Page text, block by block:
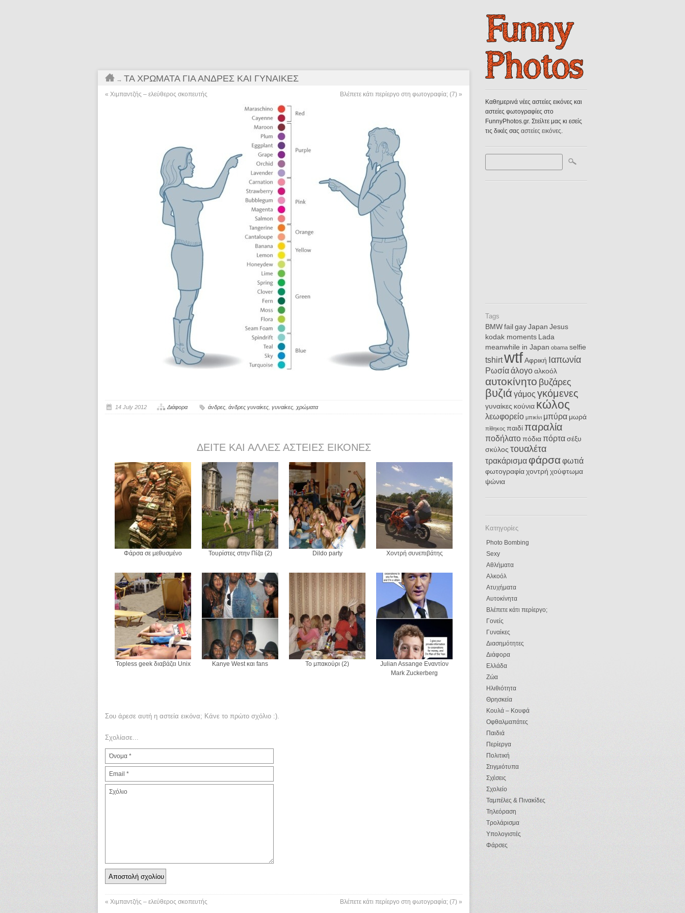
Καθημερινά νέες αστείες εικόνες και
αστείες φωτογραφίες στο
FunnyPhotos.gr. Στείλτε μας κι εσείς
τις δικές σας αστείες εικόνες.
Tags
BMW fail gay Japan Jesus
kodak moments Lada
meanwhile in Japan obama selfie
tshirtwtf Αφρική Ιαπωνία
Ρωσίαάλογο αλκοόλ
αυτοκίνητο βυζάρες
βυζιά γάμος γκόμενες
γυναίκες κούνια κώλος
λεωφορείο μπικίνι μπύρα μωρά
πίθηκος παιδί παραλία
ποδήλατο πόδια πόρτα σέξυ
σκύλος τουαλέτα
τρακάρισμα φάρσαφωτιά
φωτογραφία χοντρή χούφτωμα
ψώνια
Κατηγορίες
Photo Bombing
Sexy
Αθλήματα
Αλκοόλ
Ατυχήματα
Αυτοκίνητα
Βλέπετε κάτι περίεργο;
Γονείς
Γυναίκες
Διασημότητες
Διάφορα
Ελλάδα
Ζώα
Ηλιθιότητα
Θρησκεία
Κουλά – Κουφά
Οφθαλμαπάτες
Παιδιά
Περίεργα
Πολιτική
Στιγμιότυπα
Σχέσεις
Σχολείο
Ταμπέλες & Πινακίδες
Τηλεόραση
Τρολάρισμα
Υπολογιστές
Φάρσες
→ ΤΑ ΧΡΏΜΑΤΑ ΓΙΑ ΆΝΔΡΕΣ ΚΑΙ ΓΥΝΑΊΚΕΣ
« Χιμπαντζής – ελεύθερος σκοπευτής Βλέπετε κάτι περίεργο στη φωτογραφία; (7) »
14 July 2012 Διάφορα άνδρες άνδρες γυναίκες γυναίκες χρώματα
ΔΕΊΤΕ ΚΑΙ ΆΛΛΕΣ ΑΣΤΕΊΕΣ ΕΙΚΌΝΕΣ
Φάρσα σε μεθυσμένο Τουρίστες στην Πίζα (2) Dildo party Xοντρή συνεπιβάτης
Topless geek διαβάζει Unix Kanye West και fans Το μπακούρι (2)
Julian Assange Εναντίον
Mark Zuckerberg
Σου άρεσε αυτή η αστεία εικόνα; Κάνε το πρώτο σχόλιο :).
Σχολίασε...
« Χιμπαντζής – ελεύθερος σκοπευτής Βλέπετε κάτι περίεργο στη φωτογραφία; (7) »